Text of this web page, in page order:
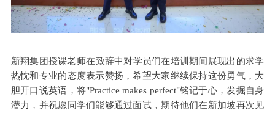
新翔集团授课老师‌在致辞中对学员们在培训期间展现出的求学
热忱和专业的态度表示赞扬，希望大家继续保持这份勇气，大
胆开口说英语，将"Practice makes perfect"铭记于心，发掘自身
潜力，并祝愿同学们能够通过面试，期待他们在新加坡再次见